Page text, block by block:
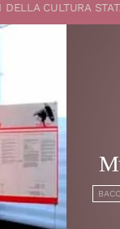
CULTURA